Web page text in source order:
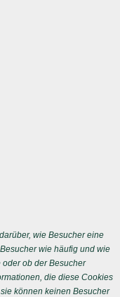
wie Besucher eine
wie häufig und wie
ob der Besucher
die diese Cookies
können keinen Besucher